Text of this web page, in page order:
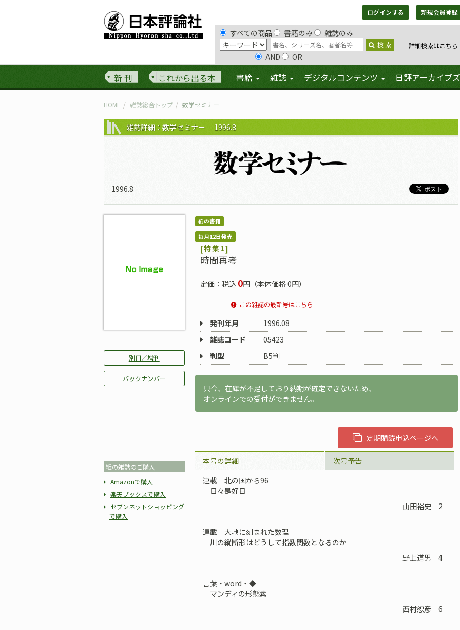
ログインする 新規会員登録
すべての商品 書籍のみ 雑誌のみ
検 索 詳細検索はこちら
AND OR
新 刊 これから出る本 書籍 雑誌 デジタルコンテンツ 日評アーカイブズ
HOME 雑誌総合トップ 数学セミナー
雑誌詳細：数学セミナー 1996.8
1996.8
別冊／増刊
バックナンバー
紙の書籍
毎月12日発売
[特集1]
時間再考
定価：税込 0円（本体価格 0円）
この雑誌の最新号はこちら
発刊年月
1996.08
雑誌コード
05423
判型
B5判
只今、在庫が不足しており納期が確定できないため、
オンラインでの受付ができません。
定期購読申込ページへ
紙の雑誌のご購入
Amazonで購入
楽天ブックスで購入
セブンネットショッピング
で購入
本号の詳細
次号予告
連載 北の国から96
日々是好日
山田裕史 2
連載 大地に刻まれた数理
川の縦断形はどうして指数関数となるのか
野上道男 4
言葉・word・◆
マンディの形態素
西村恕彦 6